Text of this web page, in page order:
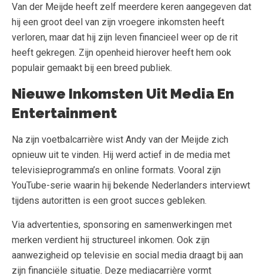
Van der Meijde heeft zelf meerdere keren aangegeven dat
hij een groot deel van zijn vroegere inkomsten heeft
verloren, maar dat hij zijn leven financieel weer op de rit
heeft gekregen. Zijn openheid hierover heeft hem ook
populair gemaakt bij een breed publiek.
Nieuwe Inkomsten Uit Media En
Entertainment
Na zijn voetbalcarrière wist Andy van der Meijde zich
opnieuw uit te vinden. Hij werd actief in de media met
televisieprogramma’s en online formats. Vooral zijn
YouTube-serie waarin hij bekende Nederlanders interviewt
tijdens autoritten is een groot succes gebleken.
Via advertenties, sponsoring en samenwerkingen met
merken verdient hij structureel inkomen. Ook zijn
aanwezigheid op televisie en social media draagt bij aan
zijn financiële situatie. Deze mediacarrière vormt